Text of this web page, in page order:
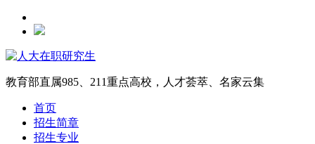
教育部直属985、211重点高校，人才荟萃、名家云集
首页
招生简章
招生专业